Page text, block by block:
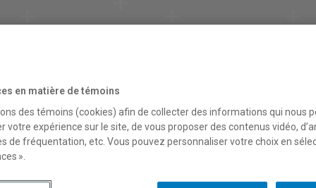
Faculté de communication
en matière de témoins
des témoins (cookies) afin de collecter des informations qui nous
votre expérience sur le site, de vous proposer des contenus vidéo,
de fréquentation, etc. Vous pouvez personnaliser votre choix en
».